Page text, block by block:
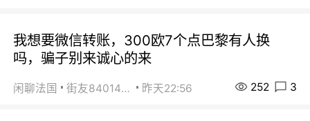
我想要微信转账，300欧7个点巴黎有人换
吗，骗子别来诚心的来
闲聊法国 街友84014588 昨天22:56 252 3